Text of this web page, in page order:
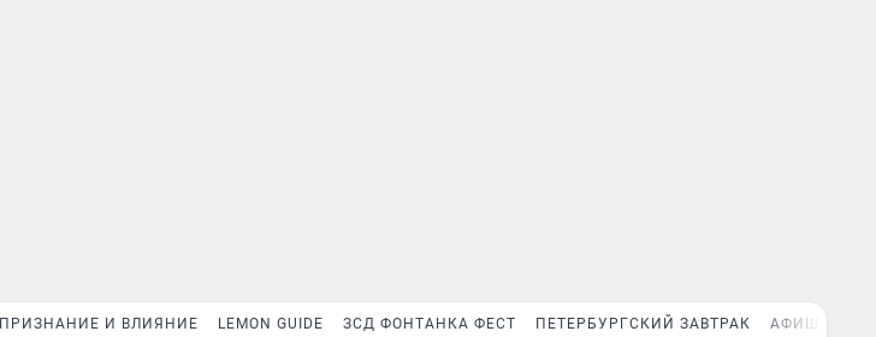
ПРИЗНАНИЕ И ВЛИЯНИЕ LEMON GUIDE ЗСД ФОНТАНКА ФЕСТ ПЕТЕРБУРГСКИЙ ЗАВТРАК АФИША PLUS